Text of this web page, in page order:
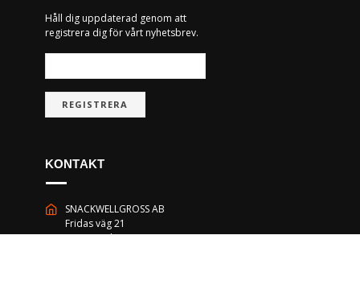
Håll dig uppdaterad genom att
registrera dig för vårt nyhetsbrev.
REGISTRERA
KONTAKT
SNACKWELLGROSS AB
Fridas väg 21
611 50 Nyköping